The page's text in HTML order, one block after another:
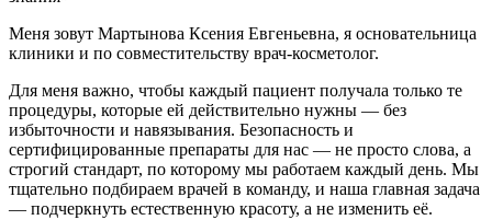
Меня зовут Мартынова Ксения Евгеньевна, я основательница
клиники и по совместительству врач-косметолог.
Для меня важно, чтобы каждый пациент получала только те
процедуры, которые ей действительно нужны — без
избыточности и навязывания. Безопасность и
сертифицированные препараты для нас — не просто слова, а
строгий стандарт, по которому мы работаем каждый день. Мы
тщательно подбираем врачей в команду, и наша главная задача
— подчеркнуть естественную красоту, а не изменить её.